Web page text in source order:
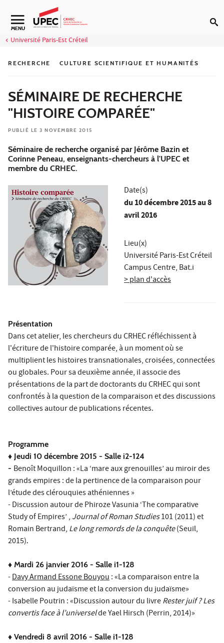
Aller au contenu
Navigation secondaire
MENU
Université Paris-Est Créteil
RECHERCHE CULTURE SCIENTIFIQUE ET HUMANITÉS
SÉMINAIRE DE RECHERCHE
"HISTOIRE COMPARÉE"
PUBLIÉ LE 3 NOVEMBRE 2015
Séminaire de recherche organisé par Jérôme Bazin et
Corinne Peneau, enseignants-chercheurs à l'UPEC et
membre du CRHEC.
Date(s)
du 10 décembre 2015au 8
avril 2016
Lieu(x)
Université Paris-Est Créteil
Campus Centre, Bat.i
> plan d'accès
Présentation
Dans cet atelier, les chercheurs du CRHEC réfléchissent à
l'écriture de l'histoire comparée, à un moment où se
multiplient les histoires transnationales, croisées, connectées
ou globales. Pour sa deuxième année, il associe des
présentations de la part de doctorants du CRHEC qui sont
confrontés à la question de la comparaison et des discussions
collectives autour de publications récentes.
Programme
♦ Jeudi 10 décembre 2015 - Salle i2-124
- Benoît Moquillon : «La ‘mare aux grenouilles’ au miroir des
grands empires : de la pertinence de la comparaison pour
l’étude des clérouquies athéniennes »
- Discussion autour de Phiroze Vasunia ‘The comparative
Study of Empires’ , Journal of Roman Studies101 (2011) et
Romain Bertrand, Le long remords de la conquête(Seuil,
2015).
♦ Mardi 26 janvier 2016 - Salle i1-128
-Davy Armand Essone Bouyou: «La comparaison entre la
conversion au judaïsme et la conversion du judaïsme»
-Isabelle Poutrin : «Discussion autour du livreRester juif ? Les
convertis face à l’universelde Yael Hirsch (Perrin, 2014)»
♦ Vendredi 8 avril 2016 - Salle i1-128